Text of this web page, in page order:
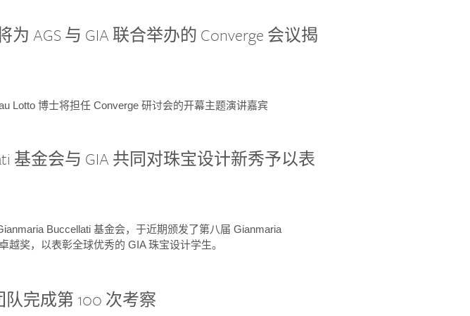
AGS 与 GIA 联合举办的 Converge 会议揭
Lotto 博士将担任 Converge 研讨会的开幕主题演讲嘉宾
基金会与 GIA 共同对珠宝设计新秀予以表
Buccellati 基金会，于近期颁发了第八届 Gianmaria
越奖，以表彰全球优秀的 GIA 珠宝设计学生。
完成第 100 次考察